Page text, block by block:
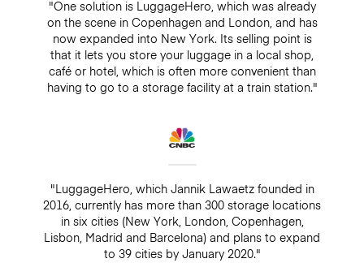
"One solution is LuggageHero, which was already
on the scene in Copenhagen and London, and has
now expanded into New York. Its selling point is
that it lets you store your luggage in a local shop,
café or hotel, which is often more convenient than
having to go to a storage facility at a train station."
"LuggageHero, which Jannik Lawaetz founded in
2016, currently has more than 300 storage locations
in six cities (New York, London, Copenhagen,
Lisbon, Madrid and Barcelona) and plans to expand
to 39 cities by January 2020."